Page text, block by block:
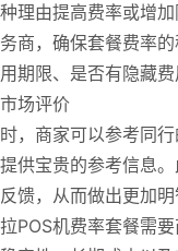
理由提高费率或增
商，确保套餐费率
期限、是否有隐藏费
场评价
，商家可以参考同
供宝贵的参考信息
馈，从而做出更加明
POS机费率套餐需